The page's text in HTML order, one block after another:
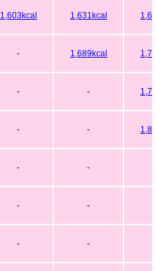
1,603kcal 1,631kcal
- 1,689kcal
- -
- -
- -
- -
- -